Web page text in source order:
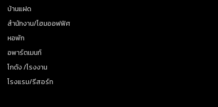
บ้านแฝด
สำนักงาน/โฮมออฟฟิศ
หอพัก
อพาร์ตเมนท์
โกดัง /โรงงาน
โรงแรม/รีสอร์ท